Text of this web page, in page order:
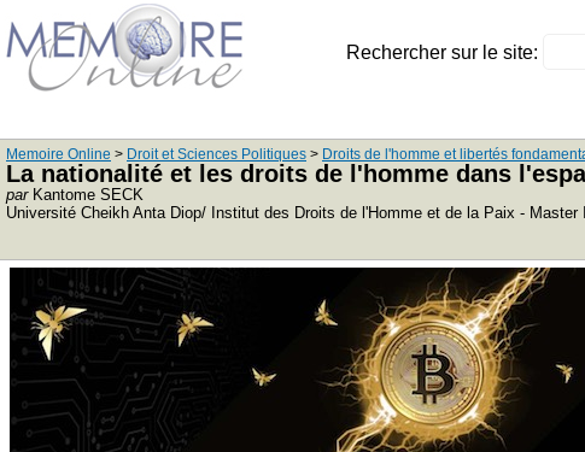
Rechercher sur le site:
Memoire Online > Droit et Sciences Politiques > Droits de l'homme et libertés
La nationalité et les droits de l'homme dans
parKantome SECK
Université Cheikh Anta Diop/ Institut des Droits de l'Homme et de la Paix -